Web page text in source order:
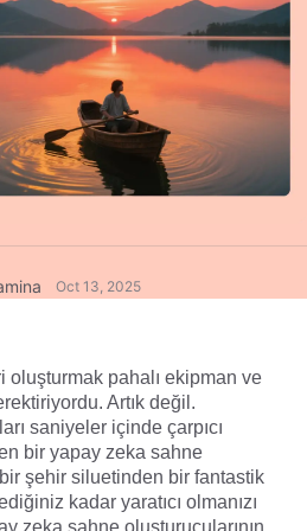
Oct 13, 2025
oluşturmak pahalı ekipman ve
Artık değil.
saniyeler içinde çarpıcı
bir yapay zeka sahne
şehir siluetinden bir fantastik
kadar yaratıcı olmanızı
zeka sahne oluşturucularının